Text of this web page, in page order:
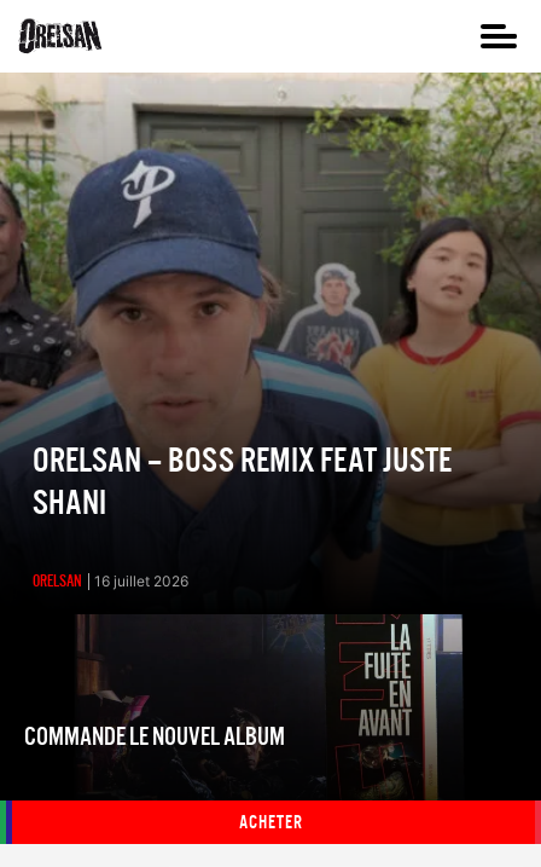
ORELSAN – BOSS REMIX FEAT JUSTE
SHANI
ORELSAN 16 juillet 2026
COMMANDE LE NOUVEL ALBUM
ACHETER